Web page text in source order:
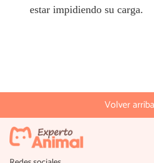
estar impidiendo su carga.
Volver